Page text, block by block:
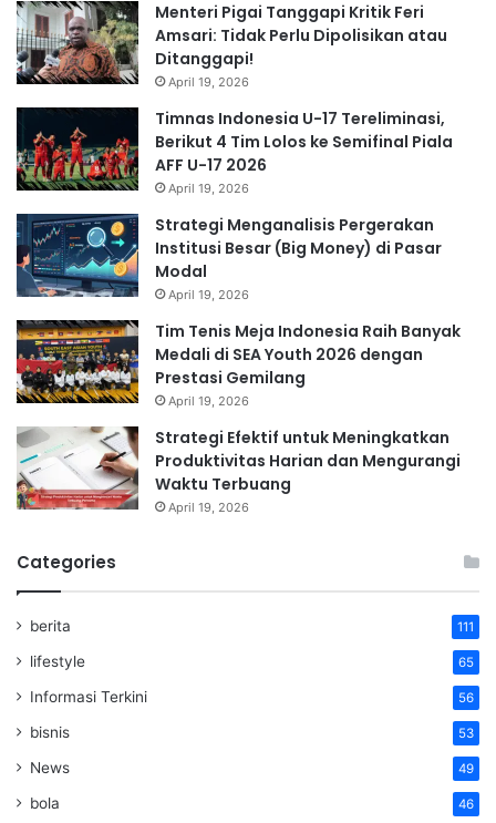
Menteri Pigai Tanggapi Kritik Feri
Amsari: Tidak Perlu Dipolisikan atau
Ditanggapi!
April 19, 2026
Timnas Indonesia U-17 Tereliminasi,
Berikut 4 Tim Lolos ke Semifinal Piala
AFF U-17 2026
April 19, 2026
Strategi Menganalisis Pergerakan
Institusi Besar (Big Money) di Pasar
Modal
April 19, 2026
Tim Tenis Meja Indonesia Raih Banyak
Medali di SEA Youth 2026 dengan
Prestasi Gemilang
April 19, 2026
Strategi Efektif untuk Meningkatkan
Produktivitas Harian dan Mengurangi
Waktu Terbuang
April 19, 2026
Categories
berita 111
lifestyle 65
Informasi Terkini 56
bisnis 53
News 49
bola 46